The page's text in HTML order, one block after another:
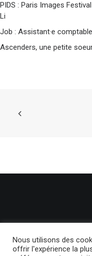
PIDS : Paris Images
Li
Job : Assistant·e comptable
Ascenders, une petite
Nous utilisons des
offrir l'expérience la